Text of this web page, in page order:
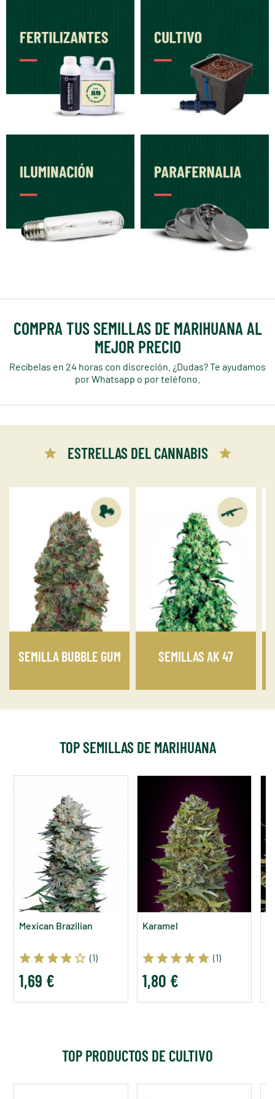
COMPRA TUS SEMILLAS DE MARIHUANA AL
MEJOR PRECIO
Recíbelas en 24 horas con discreción. ¿Dudas? Te ayudamos
por Whatsapp o por teléfono.
ESTRELLAS DEL CANNABIS
SEMILLA BUBBLE GUM SEMILLAS AK 47
TOP SEMILLAS DE MARIHUANA
Mexican Brazilian
(1)
1,69 €
Karamel
(1)
1,80 €
TOP PRODUCTOS DE CULTIVO